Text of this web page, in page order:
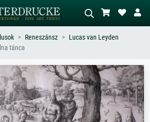
vagy stílus
éj,
hullám,
Írja le a jelenetet – pl. zöld rét, sok
piros absztrakt, sötét olajkép, álló akt
egy fa mellett.
Reneszánsz
Lucas van Leyden
tánca